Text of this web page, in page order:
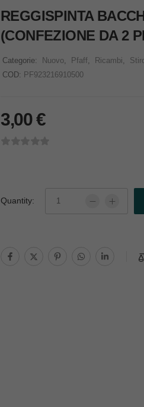
REGGISPINTA
(CONFEZIONE DA 2
Categorie: Nuovo Pfaff Ricambi
COD: PF923216910500
3,00€
Quantity: